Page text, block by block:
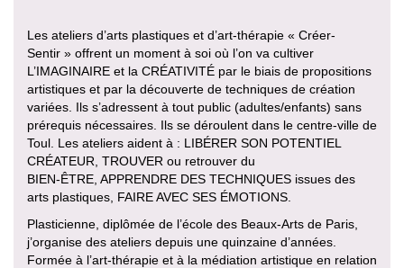
Les ateliers d’arts plastiques et d’art-thérapie « Créer-
Sentir » offrent un moment à soi où l’on va cultiver
L’IMAGINAIRE et la CRÉATIVITÉ par le biais de propositions
artistiques et par la découverte de techniques de création
variées. Ils s’adressent à tout public (adultes/enfants) sans
prérequis nécessaires. Ils se déroulent dans le centre-ville de
Toul. Les ateliers aident à : LIBÉRER SON POTENTIEL
CRÉATEUR, TROUVER ou retrouver du
BIEN-ÊTRE, APPRENDRE DES TECHNIQUES issues des
arts plastiques, FAIRE AVEC SES ÉMOTIONS.
Plasticienne, diplômée de l’école des Beaux-Arts de Paris,
j’organise des ateliers depuis une quinzaine d’années.
Formée à l’art-thérapie et à la médiation artistique en relation